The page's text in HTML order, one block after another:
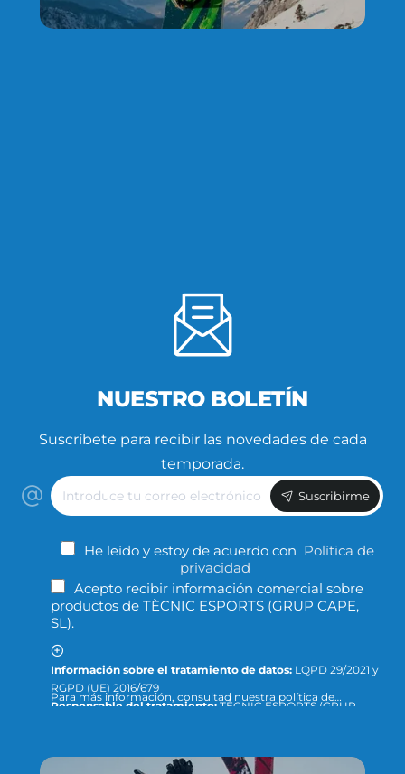
NUESTRO BOLETÍN
Suscríbete para recibir las novedades de cada
temporada.
Introduce
tu
correo
Suscribirme
He leído y estoy de acuerdo con Política de
privacidad
Acepto recibir información comercial sobre
productos de TÈCNIC ESPORTS (GRUP CAPE,
SL).
Información sobre el tratamiento de datos: LQPD 29/2021 y
RGPD (UE) 2016/679
Responsable del tratamiento:
productos.
Para más información, consultad nuestra política de